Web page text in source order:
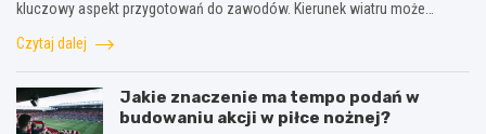
kluczowy aspekt przygotowań do zawodów. Kierunek wiatru może…
Czytaj dalej
Jakie znaczenie ma tempo podań w
budowaniu akcji w piłce nożnej?